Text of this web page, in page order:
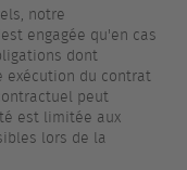
notre
engagée qu'en cas
dont
exécution du contrat
peut
est limitée aux
lors de la